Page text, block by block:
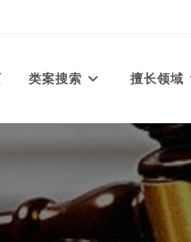
类案搜索 擅长领域